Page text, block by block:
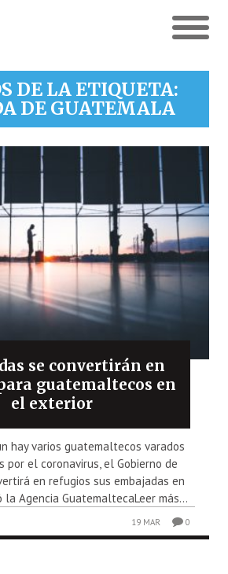
DE LA ETIQUETA:
DE GUATEMALA
se convertirán en
guatemaltecos en
el exterior
hay varios guatemaltecos varados
por el coronavirus, el Gobierno de
en refugios sus embajadas en
Agencia GuatemaltecaLeer más...
19 MAR 0